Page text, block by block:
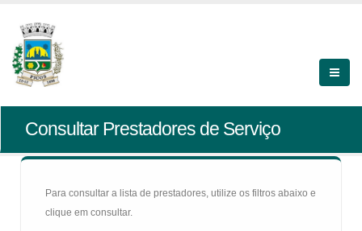
Consultar Prestadores de Serviço
Para consultar a lista de prestadores, utilize os filtros abaixo e
clique em consultar.